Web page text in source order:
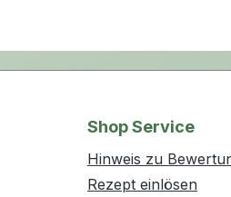
Shop Service
Hinweis zu
Rezept einlösen